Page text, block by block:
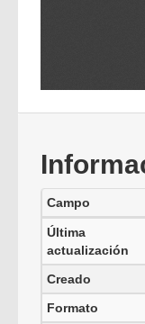
Campo
Última
actualización
Creado
Formato